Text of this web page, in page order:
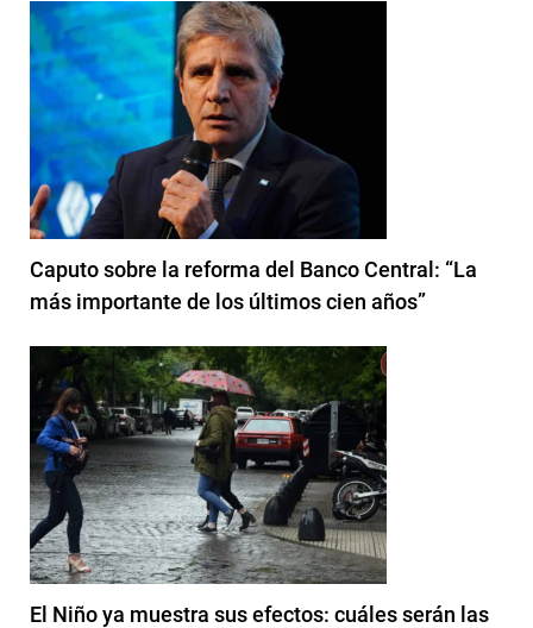
Caputo sobre la reforma del Banco Central: “La
más importante de los últimos cien años”
El Niño ya muestra sus efectos: cuáles serán las